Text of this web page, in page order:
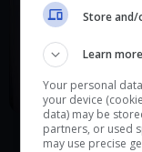
Store and/
Learn more
Your personal
your device
data) may be
partners, or used
may use precise